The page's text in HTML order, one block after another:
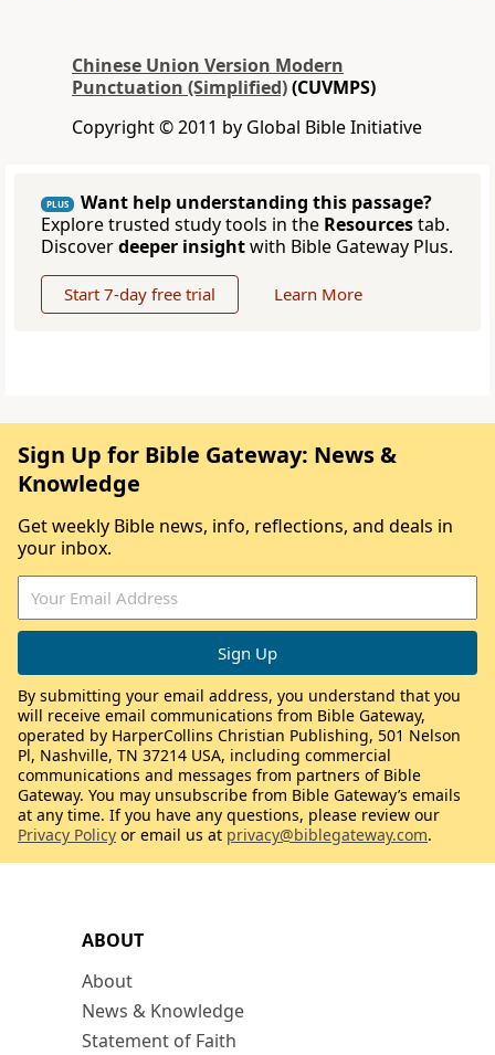
Chinese Union Version Modern
Punctuation (Simplified)(CUVMPS)
Copyright © 2011 by Global Bible Initiative
PLUS
Want help understanding this passage?
Explore trusted study tools in the Resourcestab.
Discoverdeeper insightwith Bible Gateway Plus.
Start 7-day free trial Learn More
ABOUT
About
News & Knowledge
Statement of Faith
Sign Up for Bible Gateway: News &
Knowledge
Get weekly Bible news, info, reflections, and deals in
your inbox.
By submitting your email address, you understand that you
will receive email communications from Bible Gateway,
operated by HarperCollins Christian Publishing, 501 Nelson
Pl, Nashville, TN 37214 USA, including commercial
communications and messages from partners of Bible
Gateway. You may unsubscribe from Bible Gateway’s emails
at any time. If you have any questions, please review our
Privacy Policy or email us at privacy@biblegateway.com.